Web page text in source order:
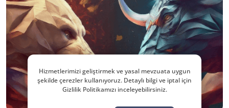
Hizmetlerimizi geliştirmek ve yasal mevzuata uygun
şekilde çerezler kullanıyoruz. Detaylı bilgi ve iptal için
Gizlilik Politikamızı inceleyebilirsiniz.